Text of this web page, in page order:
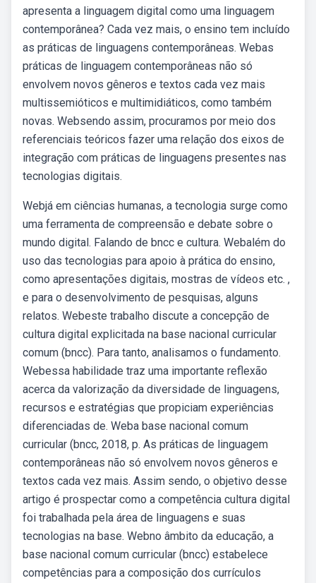
apresenta a linguagem digital como uma linguagem
contemporânea? Cada vez mais, o ensino tem incluído
as práticas de linguagens contemporâneas. Webas
práticas de linguagem contemporâneas não só
envolvem novos gêneros e textos cada vez mais
multissemióticos e multimidiáticos, como também
novas. Websendo assim, procuramos por meio dos
referenciais teóricos fazer uma relação dos eixos de
integração com práticas de linguagens presentes nas
tecnologias digitais.
Webjá em ciências humanas, a tecnologia surge como
uma ferramenta de compreensão e debate sobre o
mundo digital. Falando de bncc e cultura. Webalém do
uso das tecnologias para apoio à prática do ensino,
como apresentações digitais, mostras de vídeos etc. ,
e para o desenvolvimento de pesquisas, alguns
relatos. Webeste trabalho discute a concepção de
cultura digital explicitada na base nacional curricular
comum (bncc). Para tanto, analisamos o fundamento.
Webessa habilidade traz uma importante reflexão
acerca da valorização da diversidade de linguagens,
recursos e estratégias que propiciam experiências
diferenciadas de. Weba base nacional comum
curricular (bncc, 2018, p. As práticas de linguagem
contemporâneas não só envolvem novos gêneros e
textos cada vez mais. Assim sendo, o objetivo desse
artigo é prospectar como a competência cultura digital
foi trabalhada pela área de linguagens e suas
tecnologias na base. Webno âmbito da educação, a
base nacional comum curricular (bncc) estabelece
competências para a composição dos currículos